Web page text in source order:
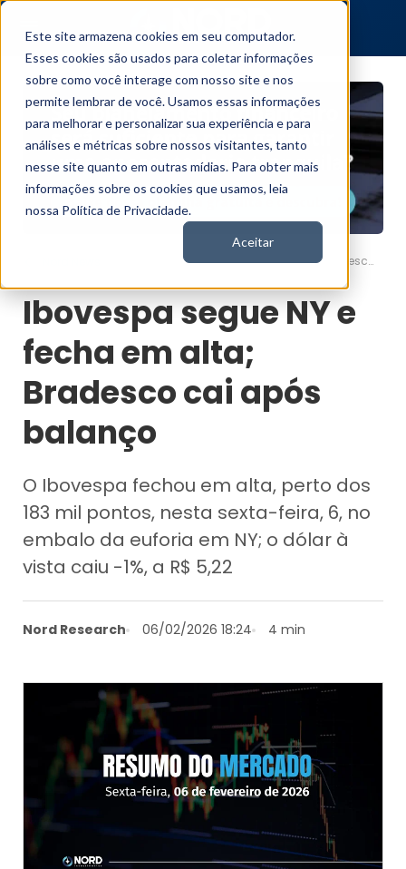
Este site armazena cookies em seu computador.
Esses cookies são usados para coletar informações
sobre como você interage com nosso site e nos
permite lembrar de você. Usamos essas informações
para melhorar e personalizar sua experiência e para
análises e métricas sobre nossos visitantes, tanto
nesse site quanto em outras mídias. Para obter mais
informações sobre os cookies que usamos, leia
nossa Política de Privacidade.
Aceitar
Ibovespa segue NY e fecha em alta; Bradesco cai após balanço
Ibovespa segue NY e
fecha em alta;
Bradesco cai após
balanço
O Ibovespa fechou em alta, perto dos
183 mil pontos, nesta sexta-feira, 6, no
embalo da euforia em NY; o dólar à
vista caiu -1%, a R$ 5,22
Nord Research 06/02/2026 18:24 4 min